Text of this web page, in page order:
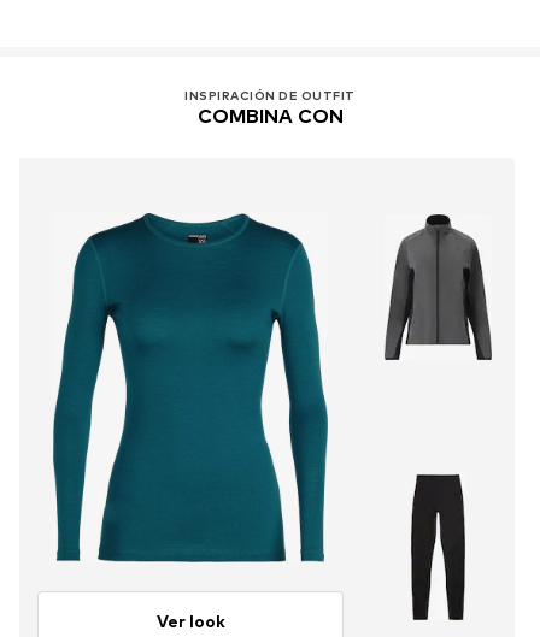
INSPIRACIÓN DE OUTFIT
COMBINA CON
Ver look